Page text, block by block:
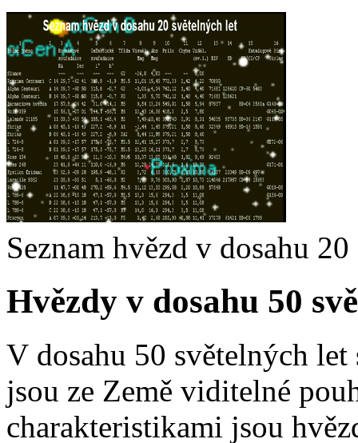
Seznam hvězd v dosahu
Hvězdy v dosahu 50
V dosahu 50 světelných
jsou ze Země viditelné
charakteristikami jsou